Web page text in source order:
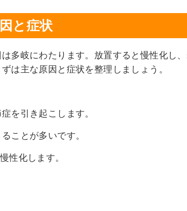
と症状
多岐にわたります。放置すると慢性化し
は主な原因と症状を整理しましょう。
を引き起こします。
ことが多いです。
性化します。